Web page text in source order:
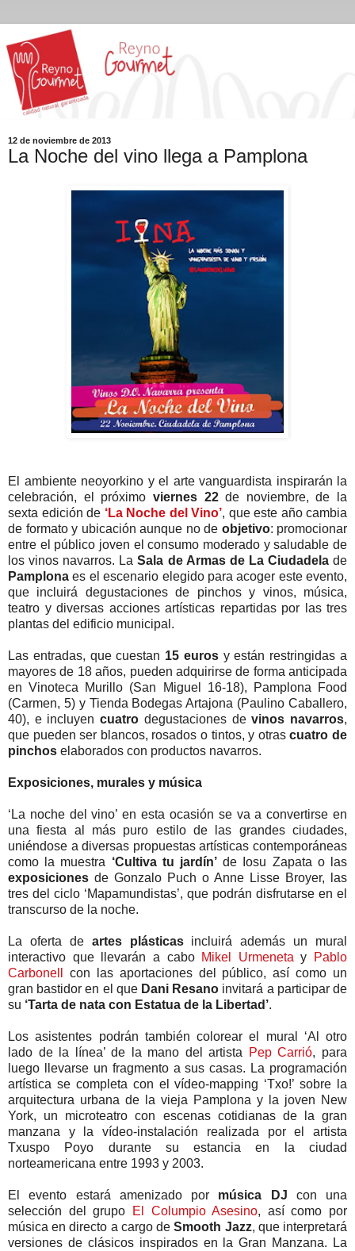
12 de noviembre de 2013
La Noche del vino llega a Pamplona
El ambiente neoyorkino y el arte vanguardista inspirarán la
celebración, el próximo viernes 22de noviembre, de la
sexta edición de ‘La Noche del Vino’, que este año cambia
de formato y ubicación aunque no de objetivo: promocionar
entre el público joven el consumo moderado y saludable de
los vinos navarros. LaSala de Armas de La Ciudadelade
Pamplona es el escenario elegido para acoger este evento,
que incluirá degustaciones de pinchos y vinos, música,
teatro y diversas acciones artísticas repartidas por las tres
plantas del edificio municipal.
Las entradas, que cuestan 15 eurosy están restringidas a
mayores de 18 años, pueden adquirirse de forma anticipada
en Vinoteca Murillo (San Miguel 16-18), Pamplona Food
(Carmen, 5) y Tienda Bodegas Artajona (Paulino Caballero,
40), e incluyencuatro degustaciones devinos navarros,
que pueden ser blancos, rosados o tintos, y otrascuatro de
pinchos elaborados con productos navarros.
Exposiciones, murales y música
‘La noche del vino’ en esta ocasión se va a convertirse en
una fiesta al más puro estilo de las grandes ciudades,
uniéndose a diversas propuestas artísticas contemporáneas
como la muestra ‘Cultiva tu jardín’ de Iosu Zapata o las
exposiciones de Gonzalo Puch o Anne Lisse Broyer, las
tres del ciclo ‘Mapamundistas’, que podrán disfrutarse en el
transcurso de la noche.
La oferta de artes plásticasincluirá además un mural
interactivo que llevarán a cabo Mikel Urmenetay
Pablo
Carbonell
con las aportaciones del público, así como un
gran bastidor en el que Dani Resano invitará a participar de
su ‘Tarta de nata con Estatua de la Libertad’.
Los asistentes podrán también colorear el mural ‘Al otro
lado de la línea’ de la mano del artista Pep Carrió, para
luego llevarse un fragmento a sus casas. La programación
artística se completa con el vídeo-mapping ‘Txo!’ sobre la
arquitectura urbana de la vieja Pamplona y la joven New
York, un microteatro con escenas cotidianas de la gran
manzana y la vídeo-instalación realizada por el artista
Txuspo Poyo durante su estancia en la ciudad
norteamericana entre 1993 y 2003.
El evento estará amenizado por música DJ con una
selección del grupo
El Columpio Asesino, así como por
música en directo a cargo deSmooth Jazz, que interpretará
versiones de clásicos inspirados en la Gran Manzana. La